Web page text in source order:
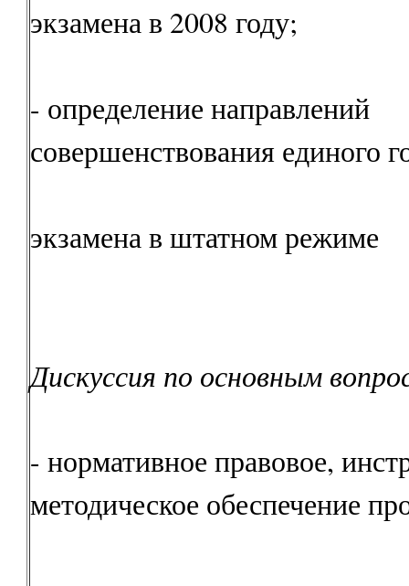
экзамена в 2008 году;
- определение направлений
совершенствования единого
экзамена в штатном режиме
Дискуссия по основным
- нормативное правовое,
методическое обеспечение